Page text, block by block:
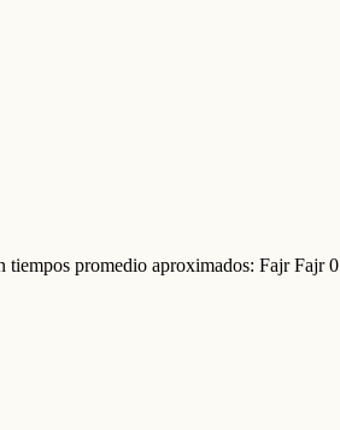
promedio aproximados: Fajr